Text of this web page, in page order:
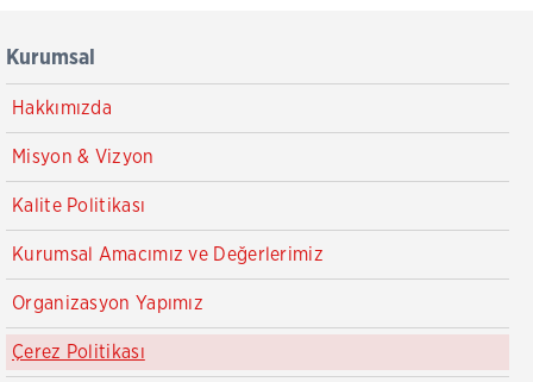
Kurumsal
Hakkımızda
Misyon & Vizyon
Kalite Politikası
Kurumsal Amacımız ve Değerlerimiz
Organizasyon Yapımız
Çerez Politikası